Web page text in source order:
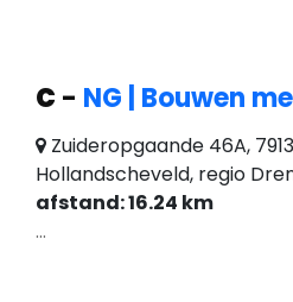
C - NG | Bouwen
Zuideropgaande 46A,
Hollandscheveld, regio
afstand: 16.24 km
...